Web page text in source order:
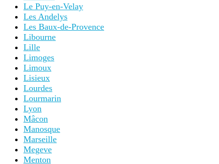
Le Puy-en-Velay
Les Andelys
Les Baux-de-Provence
Libourne
Lille
Limoges
Limoux
Lisieux
Lourdes
Lourmarin
Lyon
Mâcon
Manosque
Marseille
Megeve
Menton